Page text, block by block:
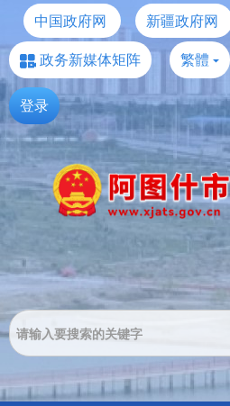
中国政府网 新疆政府网
政务新媒体矩阵
繁體
登录